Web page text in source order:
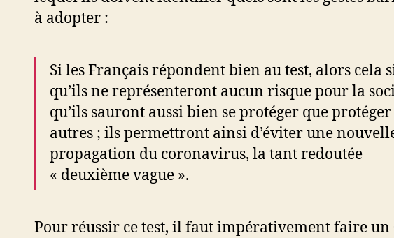
à adopter :
Si les Français répondent bien au test, alors cela
qu’ils ne représenteront aucun risque pour la
qu’ils sauront aussi bien se protéger que protéger
autres ; ils permettront ainsi d’éviter une
propagation du coronavirus, la tant redoutée
« deuxième vague ».
Pour réussir ce test, il faut impérativement faire un